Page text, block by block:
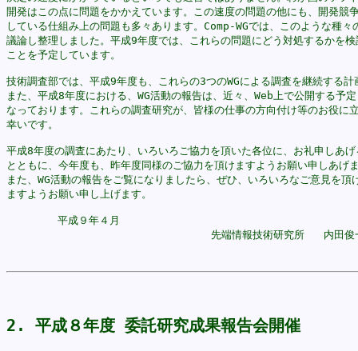
開発はこの点に問題をかかえています。この速度の問題の他にも、開発競
している仕組み上の問題も多々あります。Comp-WGでは、このような種々
議論し整理しました。平成9年度では、これらの問題にどう対処するかを検
ことを予定しています。
技術調査部では、平成9年度も、これらの3つのWGによる調査を継続する計
また、平成8年度における、WG活動の報告は、近々、Web上で公開する予
なっております。これらの調査研究が、皆様の仕事の方向付け等のお役に
幸いです。
平成8年度の調査にあたり、いろいろご協力を頂いた各位に、お礼申しあげ
とともに、今年度も、昨年度同様のご協力を頂けますようお願い申しあげ
また、WG活動の報告をご覧になりましたら、ぜひ、いろいろなご意見を頂
ますようお願い申し上げます。
2. 平成８年度 委託研究成果報告会開催